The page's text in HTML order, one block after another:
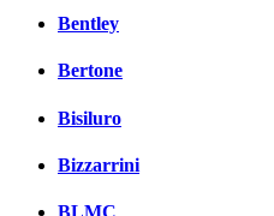
Bentley
Bertone
Bisiluro
Bizzarrini